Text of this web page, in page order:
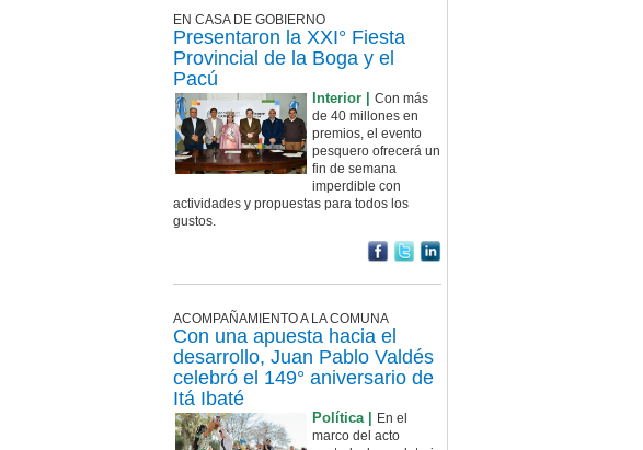
EN CASA DE GOBIERNO
Presentaron la XXI° Fiesta
Provincial de la Boga y el
Pacú
Interior | Con más
de 40 millones en
premios, el evento
pesquero ofrecerá un
fin de semana
imperdible con
actividades y propuestas para todos los
gustos.
ACOMPAÑAMIENTO A LA COMUNA
Con una apuesta hacia el
desarrollo, Juan Pablo Valdés
celebró el 149° aniversario de
Itá Ibaté
Política |
En el
marco del acto